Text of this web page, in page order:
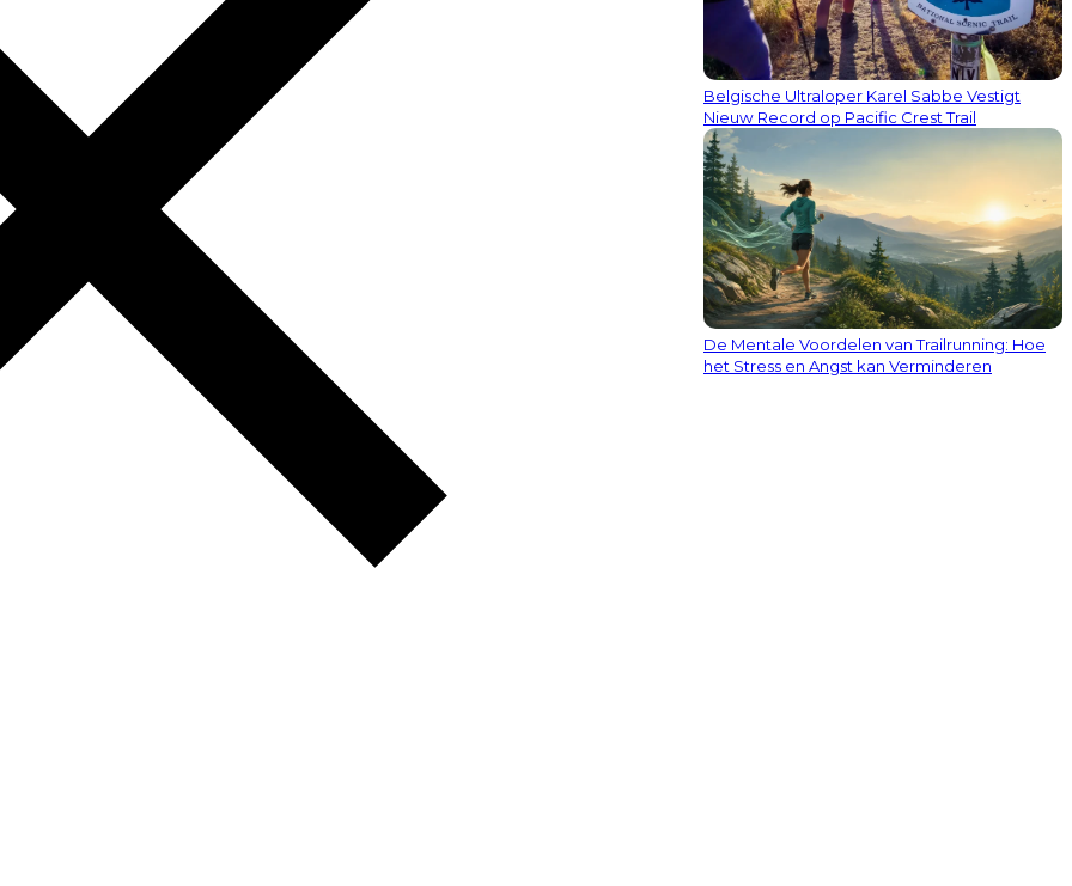
Belgische Ultraloper Karel Sabbe Vestigt
Nieuw Record op Pacific Crest Trail
De Mentale Voordelen van Trailrunning: Hoe
het Stress en Angst kan Verminderen